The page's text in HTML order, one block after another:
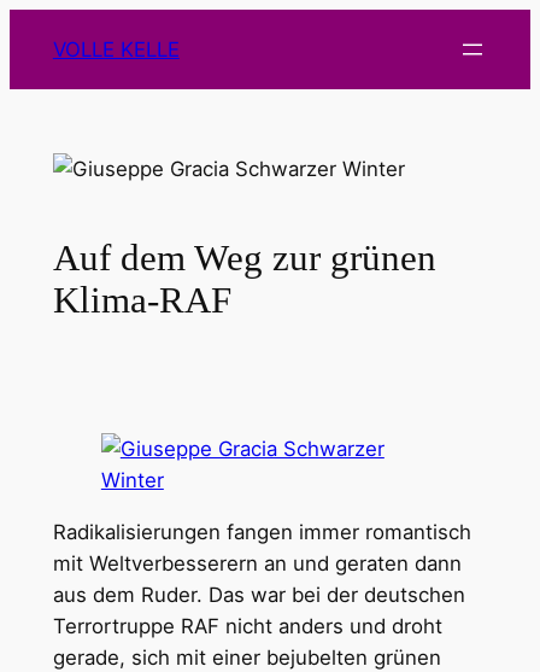
Inhalt
springen
VOLLE KELLE
Auf dem Weg zur grünen
Klima-RAF
Radikalisierungen fangen immer romantisch
mit Weltverbesserern an und geraten dann
aus dem Ruder. Das war bei der deutschen
Terrortruppe RAF nicht anders und droht
gerade, sich mit einer bejubelten grünen